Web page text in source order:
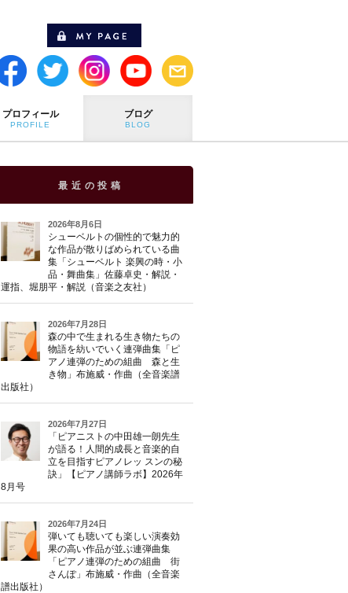
プロフィール
PROFILE
ブログ
BLOG
最近の投稿
2026年8月6日
シューベルトの個性的で魅力的
な作品が散りばめられている曲
集「シューベルト 楽興の時・小
品・舞曲集」佐藤卓史・解説・
運指、堀朋平・解説（音楽之友社）
2026年7月28日
森の中で生まれる生き物たちの
物語を紡いでいく連弾曲集「ピ
アノ連弾のための組曲 森と生
き物」布施威・作曲（全音楽譜
出版社）
2026年7月27日
「ピアニストの中田雄一朗先生
が語る！人間的成長と音楽的自
立を目指すピアノレッ スンの秘
訣」【ピアノ講師ラボ】2026年
8月号
2026年7月24日
弾いても聴いても楽しい演奏効
果の高い作品が並ぶ連弾曲集
「ピアノ連弾のための組曲 街
さんぽ」布施威・作曲（全音楽
譜出版社）